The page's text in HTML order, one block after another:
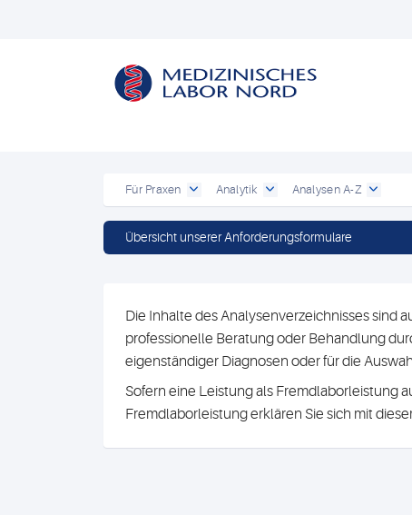
Für Praxen Analytik Analysen A-Z
Übersicht unserer Anforderungsformulare
Die Inhalte des Analysenverzeichnisses sind
professionelle Beratung oder Behandlung
eigenständiger Diagnosen oder für die
Sofern eine Leistung als Fremdlaborleistung
Fremdlaborleistung erklären Sie sich mit